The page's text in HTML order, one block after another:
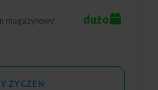
magazynowy: dużo
ŻYCZEŃ